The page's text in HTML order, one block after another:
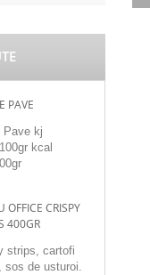
PAVE
Pave kj
kcal
OFFICE CRISPY
400GR
strips, cartofi
sos de usturoi.